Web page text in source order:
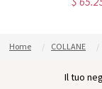
Home COLLANE
Il tuo